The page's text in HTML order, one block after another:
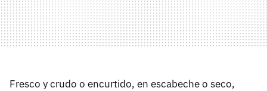
Fresco y crudo o encurtido, en escabeche o seco,